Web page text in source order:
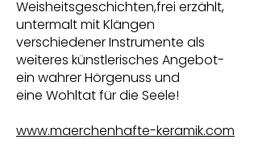
Weisheitsgeschichten,frei erzählt,
untermalt mit Klängen
verschiedener Instrumente als
weiteres künstlerisches Angebot-
ein wahrer Hörgenuss und
eine Wohltat für die Seele!
www.maerchenhafte-keramik.com